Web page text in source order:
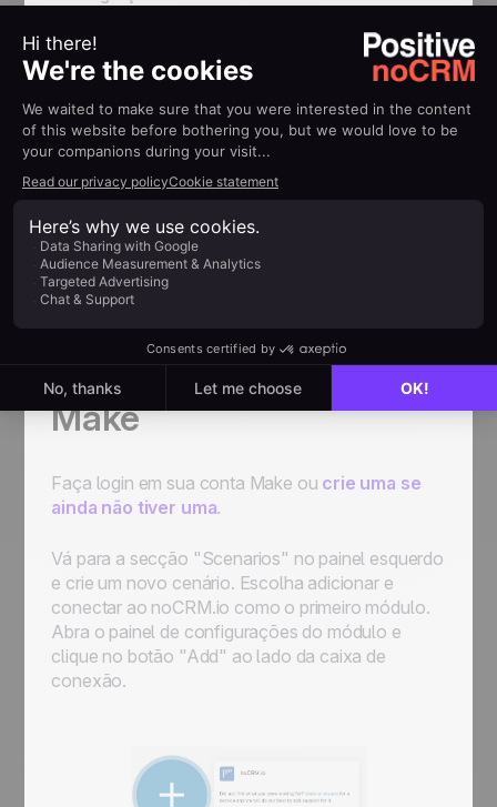
correto do pop-up.
no-code.
Conectar o noCRM ao
Make
Faça login em sua conta Make ou crie uma se
ainda não tiver uma.
Vá para a secção "Scenarios" no painel esquerdo
e crie um novo cenário. Escolha adicionar e
conectar ao noCRM.io como o primeiro módulo.
Abra o painel de configurações do módulo e
clique no botão "Add" ao lado da caixa de
conexão.